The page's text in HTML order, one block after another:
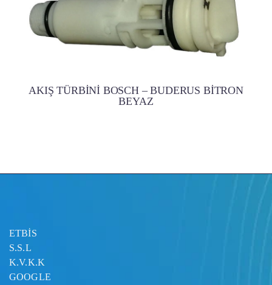
AKIŞ TÜRBİNİ BOSCH – BUDERUS BİTRON
BEYAZ
ETBİS
S.S.L
K.V.K.K
GOOGLE